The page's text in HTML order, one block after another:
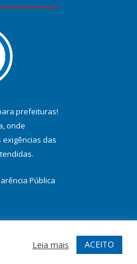
prefeituras!
onde
das
Pública
Acessar Webmail
Leia mais ACEITO